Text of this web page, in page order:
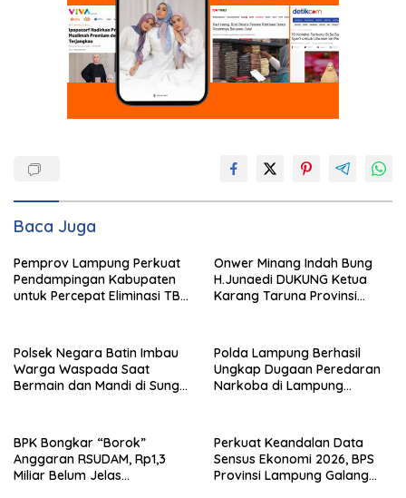
Baca Juga
Pemprov Lampung Perkuat
Pendampingan Kabupaten
untuk Percepat Eliminasi TBC
Onwer Minang Indah Bung
H.Junaedi DUKUNG Ketua
Karang Taruna Provinsi
Polsek Negara Batin Imbau
Warga Waspada Saat
Bermain dan Mandi di Sungai
Polda Lampung Berhasil
Ungkap Dugaan Peredaran
Narkoba di Lampung
BPK Bongkar “Borok”
Anggaran RSUDAM, Rp1,3
Miliar Belum Jelas
Perkuat Keandalan Data
Sensus Ekonomi 2026, BPS
Provinsi Lampung Galang